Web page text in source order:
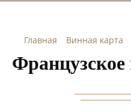
Главная Винная карта